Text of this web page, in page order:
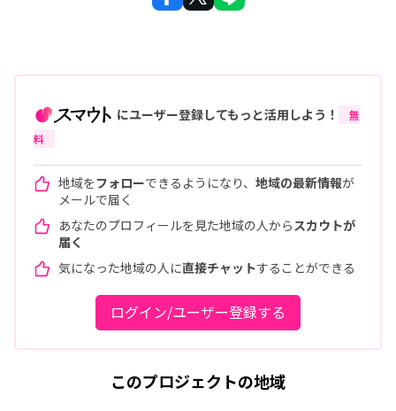
にユーザー登録してもっと活用しよう！
無
料
地域をフォローできるようになり、 地域の最新情報が
メールで届く
あなたのプロフィールを見た地域の人から スカウトが
届く
気になった地域の人に直接チャットすることができる
ログイン/ユーザー登録する
このプロジェクトの地域